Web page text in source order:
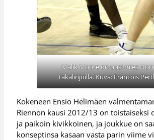
Malik Moore on uusi mies
takalinjoilla. Kuva: Francois
Kokeneen Ensio Helimäen
Riennon kausi 2012/13 on toistaiseksi
ja paikoin kivikkoinen, ja joukkue on
konseptinsa kasaan vasta parin viime